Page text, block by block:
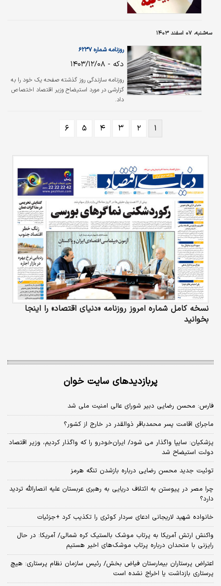
سه‌شنبه، ۰۷ اسفند ۱۴۰۳
روزنامه شماره ۶۲۳۷
دکه - ۱۴۰۳/۱۲/۰۸
روزنامه سازندگی روز گذشته صفحه یک خود را به
گزارشی در مورد استیضاح وزیر اقتصاد اختصاص
داد‌.
۱ ۲ ۳ ۴ ۵ ۶
نسخه کامل شماره امروز روزنامه «دنیای‌ اقتصاد» را اینجا
بخوانید
پربازدیدهای سایت خوان
فارس: محسن رضایی دبیر شورای عالی امنیت ملی شد
ماجرای اقامت پسر محمدباقر ذوالقدر در خارج از کشور؟
پزشکیان: سایپا واگذار می شود/ ایران‌خودرو را که واگذار کردیم، وزیر اقتصاد
دولت استیضاح شد
توئیت جدید محسن رضایی درباره بازشدن تنگه هرمز
چرا مصر در پیوستن به ائتلاف دریایی به رهبری عربستان علیه انصارالله تردید
دارد؟
خانواده شهید لاریجانی ادعای سردار کوثری را تکذیب کرد +جزئیات
واکنش ارتش آمریکا به پرتاب موشک بالستیک کره شمالی/ آمریکا: در حال
رایزنی با متحدان درباره پرتاب موشک‌های اخیر هستیم
اعتراض پرستاران بیمارستان فیاض بخش/ رئیس سازمان نظام پرستاری: هیچ
پرستاری بازداشت یا اخراج نشده است